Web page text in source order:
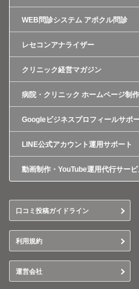
WEB問診システム アポクル問診
レセコンアナライザー
クリニック経営マガジン
病院・クリニック ホームページ制作
Googleビジネスプロフィールサポ
LINE公式アカウント運用サポート
動画制作・YouTube運用代行サー
口コミ投稿ガイドライン
利用規約
運営会社